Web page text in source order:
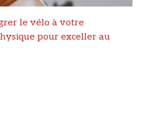
le vélo à votre
pour exceller au